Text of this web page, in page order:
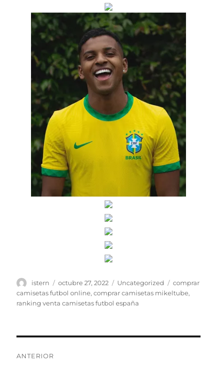
Autor
istern
Publicado
el
octubre 27, 2022 Categorías
Uncategorized Etiquetas
comprar
camisetas futbol online,comprar camisetas mikeltube,
ranking venta camisetas futbol españa
ANTERIOR